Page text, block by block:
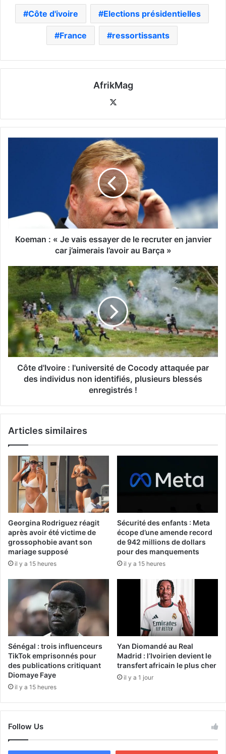
Côte d'ivoire Elections présidentielles
France ressortissants
AfrikMag
Koeman : « Je vais essayer de le recruter en janvier
car j’aimerais l’avoir au Barça »
Côte d'Ivoire : l'université de Cocody attaquée par
des individus non identifiés, plusieurs blessés
enregistrés !
Articles similaires
Georgina Rodriguez réagit
après avoir été victime de
grossophobie avant son
mariage supposé
il y a 15 heures
Sécurité des enfants : Meta
écope d’une amende record
de 942 millions de dollars
pour des manquements
il y a 15 heures
Sénégal : trois influenceurs
TikTok emprisonnés pour
des publications critiquant
Diomaye Faye
il y a 15 heures
Yan Diomandé au Real
Madrid : l’Ivoirien devient le
transfert africain le plus cher
il y a 1 jour
Follow Us